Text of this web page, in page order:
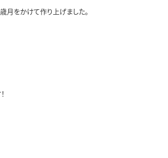
月をかけて作り上げました。